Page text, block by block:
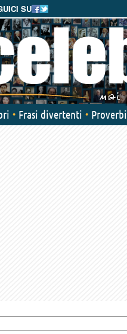
SU
Frasi divertenti Proverbi